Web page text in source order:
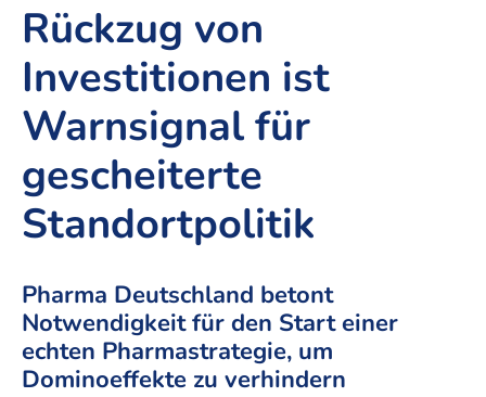
Rückzug von
Investitionen ist
Warnsignal für
gescheiterte
Standortpolitik
Pharma Deutschland betont
Notwendigkeit für den Start einer
echten Pharmastrategie, um
Dominoeffekte zu verhindern